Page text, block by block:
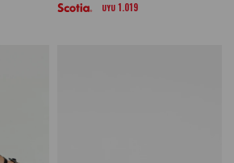
UYU 1.019